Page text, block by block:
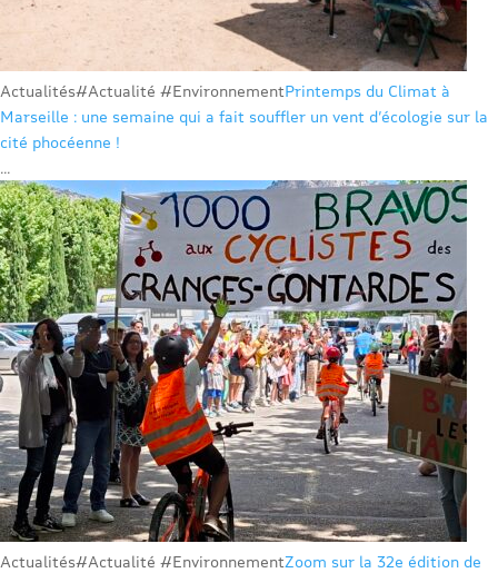
Actualités#Actualité #EnvironnementPrintemps du Climat à
Marseille : une semaine qui a fait souffler un vent d’écologie sur la
cité phocéenne !
...
Actualités#Actualité #EnvironnementZoom sur la 32e édition de